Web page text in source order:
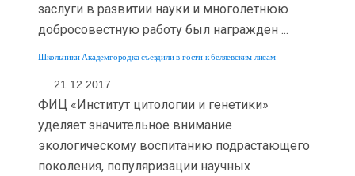
заслуги в развитии науки и многолетнюю
добросовестную работу был награжден ...
Школьники Академгородка съездили в гости к беляевским лисам
21.12.2017
ФИЦ «Институт цитологии и генетики»
уделяет значительное внимание
экологическому воспитанию подрастающего
поколения, популяризации научных